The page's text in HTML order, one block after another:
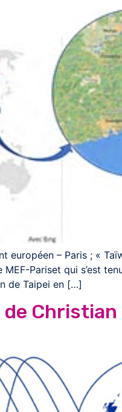
européen – Paris ; «
Pariset qui s’est
de Taipei en […]
Christian